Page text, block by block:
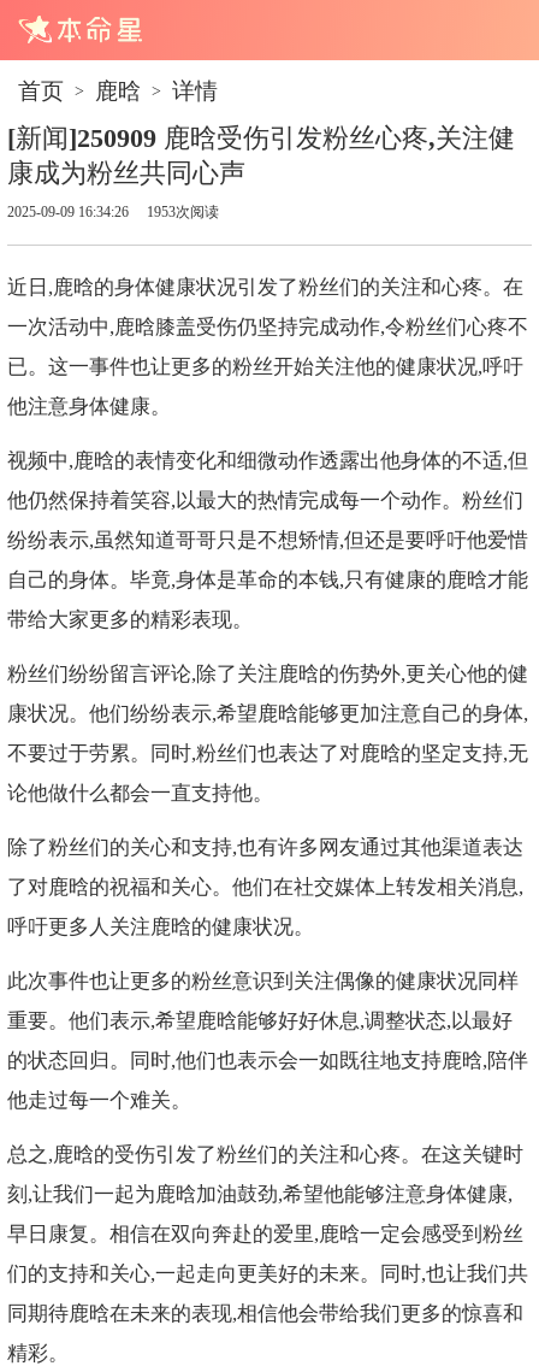
首页 > 鹿晗 > 详情
[新闻]250909 鹿晗受伤引发粉丝心疼,关注健
康成为粉丝共同心声
2025-09-09 16:34:26 1953次阅读
近日,鹿晗的身体健康状况引发了粉丝们的关注和心疼。在
一次活动中,鹿晗膝盖受伤仍坚持完成动作,令粉丝们心疼不
已。这一事件也让更多的粉丝开始关注他的健康状况,呼吁
他注意身体健康。
视频中,鹿晗的表情变化和细微动作透露出他身体的不适,但
他仍然保持着笑容,以最大的热情完成每一个动作。粉丝们
纷纷表示,虽然知道哥哥只是不想矫情,但还是要呼吁他爱惜
自己的身体。毕竟,身体是革命的本钱,只有健康的鹿晗才能
带给大家更多的精彩表现。
粉丝们纷纷留言评论,除了关注鹿晗的伤势外,更关心他的健
康状况。他们纷纷表示,希望鹿晗能够更加注意自己的身体,
不要过于劳累。同时,粉丝们也表达了对鹿晗的坚定支持,无
论他做什么都会一直支持他。
除了粉丝们的关心和支持,也有许多网友通过其他渠道表达
了对鹿晗的祝福和关心。他们在社交媒体上转发相关消息,
呼吁更多人关注鹿晗的健康状况。
此次事件也让更多的粉丝意识到关注偶像的健康状况同样
重要。他们表示,希望鹿晗能够好好休息,调整状态,以最好
的状态回归。同时,他们也表示会一如既往地支持鹿晗,陪伴
他走过每一个难关。
总之,鹿晗的受伤引发了粉丝们的关注和心疼。在这关键时
刻,让我们一起为鹿晗加油鼓劲,希望他能够注意身体健康,
早日康复。相信在双向奔赴的爱里,鹿晗一定会感受到粉丝
们的支持和关心,一起走向更美好的未来。同时,也让我们共
同期待鹿晗在未来的表现,相信他会带给我们更多的惊喜和
精彩。